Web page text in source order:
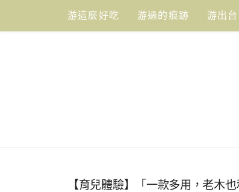
content
游這麼好吃 游過的痕跡 游出
【育兒體驗】「一款多用，老木